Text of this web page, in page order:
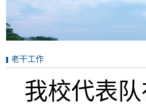
老干工作
我校代表